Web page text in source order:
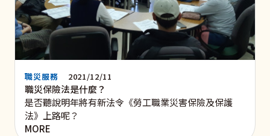
職災服務 2021/12/11
職災保險法是什麼？
是否聽說明年將有新法令《勞工職業災害保險及保護
法》上路呢？
MORE